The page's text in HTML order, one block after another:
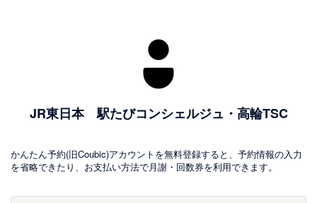
JR東日本 駅たびコンシェルジュ・高輪TSC
かんたん予約(旧Coubic)アカウントを無料登録すると、予約情報の入力
を省略できたり、お支払い方法で月謝・回数券を利用できます。